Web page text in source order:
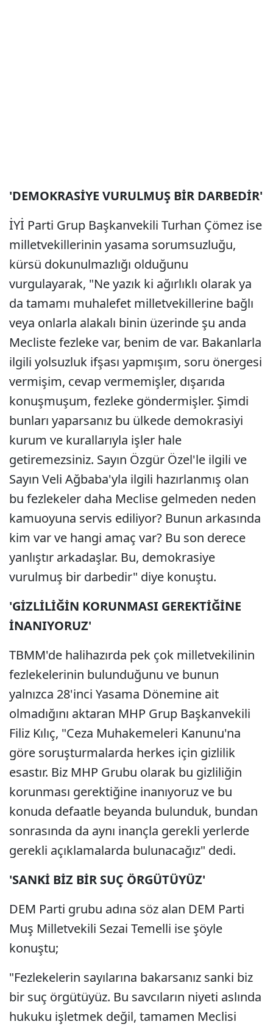
'DEMOKRASİYE VURULMUŞ BİR DARBEDİR'
İYİ Parti Grup Başkanvekili Turhan Çömez ise
milletvekillerinin yasama sorumsuzluğu,
kürsü dokunulmazlığı olduğunu
vurgulayarak, "Ne yazık ki ağırlıklı olarak ya
da tamamı muhalefet milletvekillerine bağlı
veya onlarla alakalı binin üzerinde şu anda
Mecliste fezleke var, benim de var. Bakanlarla
ilgili yolsuzluk ifşası yapmışım, soru önergesi
vermişim, cevap vermemişler, dışarıda
konuşmuşum, fezleke göndermişler. Şimdi
bunları yaparsanız bu ülkede demokrasiyi
kurum ve kurallarıyla işler hale
getiremezsiniz. Sayın Özgür Özel'le ilgili ve
Sayın Veli Ağbaba'yla ilgili hazırlanmış olan
bu fezlekeler daha Meclise gelmeden neden
kamuoyuna servis ediliyor? Bunun arkasında
kim var ve hangi amaç var? Bu son derece
yanlıştır arkadaşlar. Bu, demokrasiye
vurulmuş bir darbedir" diye konuştu.
'GİZLİLİĞİN KORUNMASI GEREKTİĞİNE
İNANIYORUZ'
TBMM'de halihazırda pek çok milletvekilinin
fezlekelerinin bulunduğunu ve bunun
yalnızca 28'inci Yasama Dönemine ait
olmadığını aktaran MHP Grup Başkanvekili
Filiz Kılıç, "Ceza Muhakemeleri Kanunu'na
göre soruşturmalarda herkes için gizlilik
esastır. Biz MHP Grubu olarak bu gizliliğin
korunması gerektiğine inanıyoruz ve bu
konuda defaatle beyanda bulunduk, bundan
sonrasında da aynı inançla gerekli yerlerde
gerekli açıklamalarda bulunacağız" dedi.
'SANKİ BİZ BİR SUÇ ÖRGÜTÜYÜZ'
DEM Parti grubu adına söz alan DEM Parti
Muş Milletvekili Sezai Temelli ise şöyle
konuştu;
"Fezlekelerin sayılarına bakarsanız sanki biz
bir suç örgütüyüz. Bu savcıların niyeti aslında
hukuku işletmek değil, tamamen Meclisi